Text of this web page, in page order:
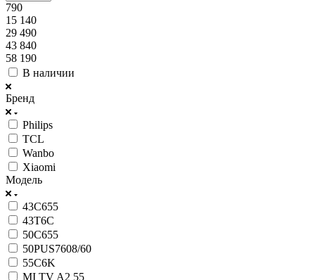
790
15 140
29 490
43 840
58 190
В наличии
Бренд
Philips
TCL
Wanbo
Xiaomi
Модель
43C655
43T6C
50C655
50PUS7608/60
55C6K
MI TV A2 55